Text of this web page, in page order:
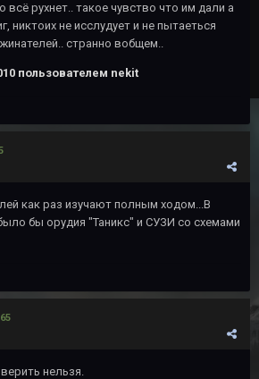
всё рухнет.. такое чувство что им дали а
никтоих не исслудует и не пытаеться
странно вобщем..
пользователем nekit
как раз изучают полным ходом...В
бы орудия "Таникс" и СУЗИ со схемами
65
нельзя.